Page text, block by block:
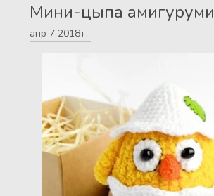
Мини-цыпа амигуруми
апр 7 2018 г.